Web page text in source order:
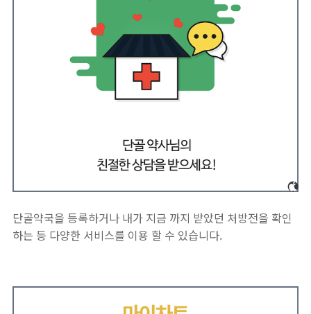
단골약국을 등록하거나 내가 지금 까지 받았던 처방전을 확인
하는 등 다양한 서비스를 이용 할 수 있습니다.